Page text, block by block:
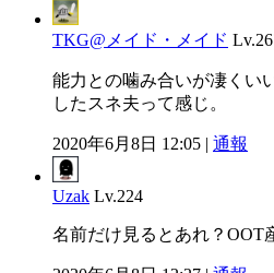
TKG@メイド・メイド
能力との噛み合いが凄くい
したスネ夫って感じ。
2020年6月8日 12:05 | 通報
Uzak Lv.224
名前だけ見るとあれ？OOT